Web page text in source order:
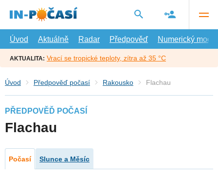
hlavní
Úvod
Aktuálně Radar Předpověď Numerický model
AKTUALITA: Vrací se tropické teploty, zítra až 35 °C
Úvod Předpověď počasí Rakousko Flachau
PŘEDPOVĚĎ POČASÍ
Flachau
Počasí Slunce a Měsíc